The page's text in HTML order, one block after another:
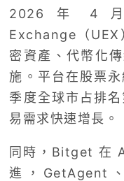
2026 年 4
Exchange（UEX
密資產、代幣化
施。平台在股票
季度全球市占排
易需求快速增長。
同時，Bitget 在
進，GetAgent